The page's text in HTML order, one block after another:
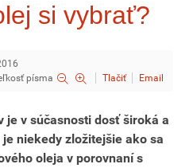
si vybrať?
písma
Tlačiť Email
je v súčasnosti dosť široká a
niekedy zložitejšie ako sa
oleja v porovnaní s